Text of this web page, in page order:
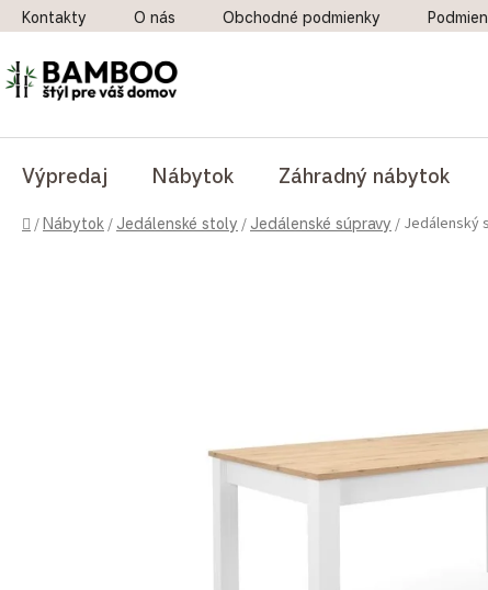
Prejsť na obsah
Kontakty O nás Obchodné podmienky
Výpredaj Nábytok Záhradný nábytok
Domov
/Nábytok / Jedálenské stoly / Jedálenské súpravy / Jedálenský